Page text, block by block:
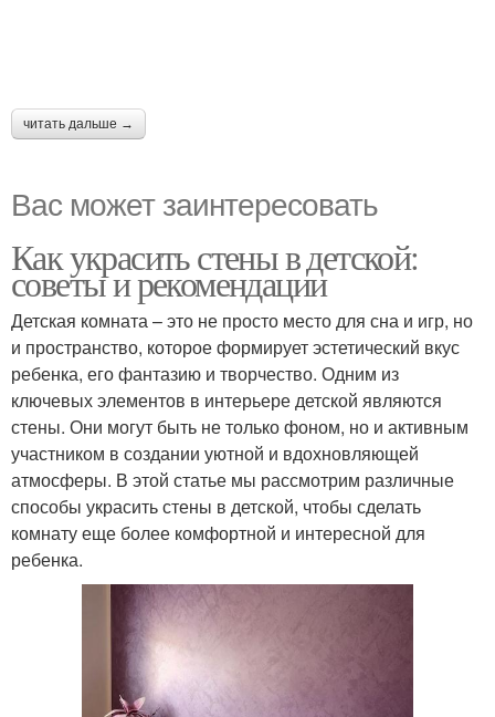
читать дальше →
Вас может заинтересовать
Как украсить стены в детской:
советы и рекомендации
Детская комната – это не просто место для сна и игр, но
и пространство, которое формирует эстетический вкус
ребенка, его фантазию и творчество. Одним из
ключевых элементов в интерьере детской являются
стены. Они могут быть не только фоном, но и активным
участником в создании уютной и вдохновляющей
атмосферы. В этой статье мы рассмотрим различные
способы украсить стены в детской, чтобы сделать
комнату еще более комфортной и интересной для
ребенка.